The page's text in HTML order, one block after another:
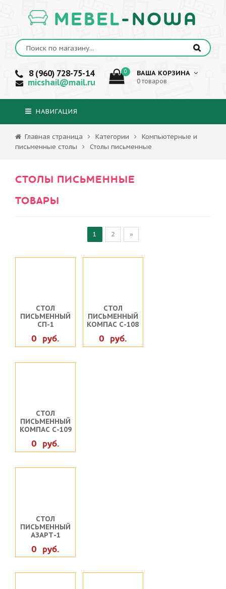
MEBEL-NOWA
8 (960) 728-75-14
micshail@mail.ru
0 ВАША КОРЗИНА
0 товаров
НАВИГАЦИЯ
Главная страница Категории
Компьютерные и
письменные столы
Столы письменные
СТОЛЫ ПИСЬМЕННЫЕ
ТОВАРЫ
1 2 »
СТОЛ
ПИСЬМЕННЫЙ
СП-1
0 руб.
СТОЛ
ПИСЬМЕННЫЙ
КОМПАС С-108
0 руб.
СТОЛ
ПИСЬМЕННЫЙ
КОМПАС С-109
0 руб.
СТОЛ
ПИСЬМЕННЫЙ
АЗАРТ-1
0 руб.